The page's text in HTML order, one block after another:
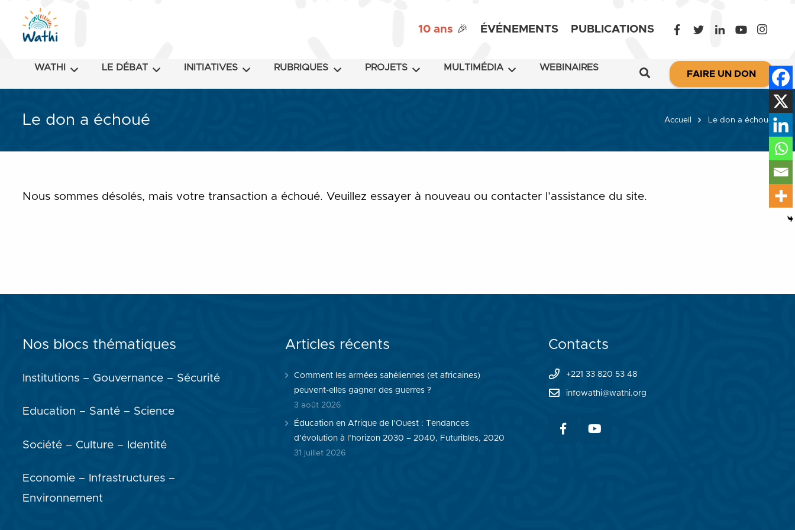
10 ans 🎉 ÉVÉNEMENTS PUBLICATIONS
WATHI LE DÉBAT INITIATIVES RUBRIQUES PROJETS MULTIMÉDIA WEBINAIRES
FAIRE UN DON
Le don a échoué Accueil Le don a échoué
Nous sommes désolés, mais votre transaction a échoué. Veuillez essayer à nouveau ou contacter l’assistance du site.
Nos blocs thématiques
Institutions – Gouvernance – Sécurité
Education – Santé – Science
Société – Culture – Identité
Economie – Infrastructures –
Environnement
Articles récents
Comment les armées sahéliennes (et africaines)
peuvent-elles gagner des guerres ?
3 août 2026
Éducation en Afrique de l’Ouest : Tendances
d’évolution à l’horizon 2030 – 2040, Futuribles, 2020
31 juillet 2026
Contacts
+221 33 820 53 48
infowathi@wathi.org